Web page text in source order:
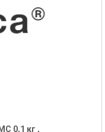
0,1 кг ,